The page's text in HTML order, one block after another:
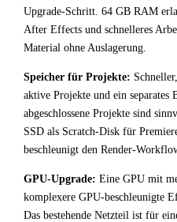
Upgrade-Schritt. 64 GB RAM
After Effects und schnelleres
Material ohne Auslagerung.
Speicher für Projekte:
aktive Projekte und ein
abgeschlossene Projekte sind
SSD als Scratch-Disk für
beschleunigt den Render-
GPU-Upgrade: Eine GPU mit
komplexere GPU-beschleunigte
Das bestehende Netzteil ist für